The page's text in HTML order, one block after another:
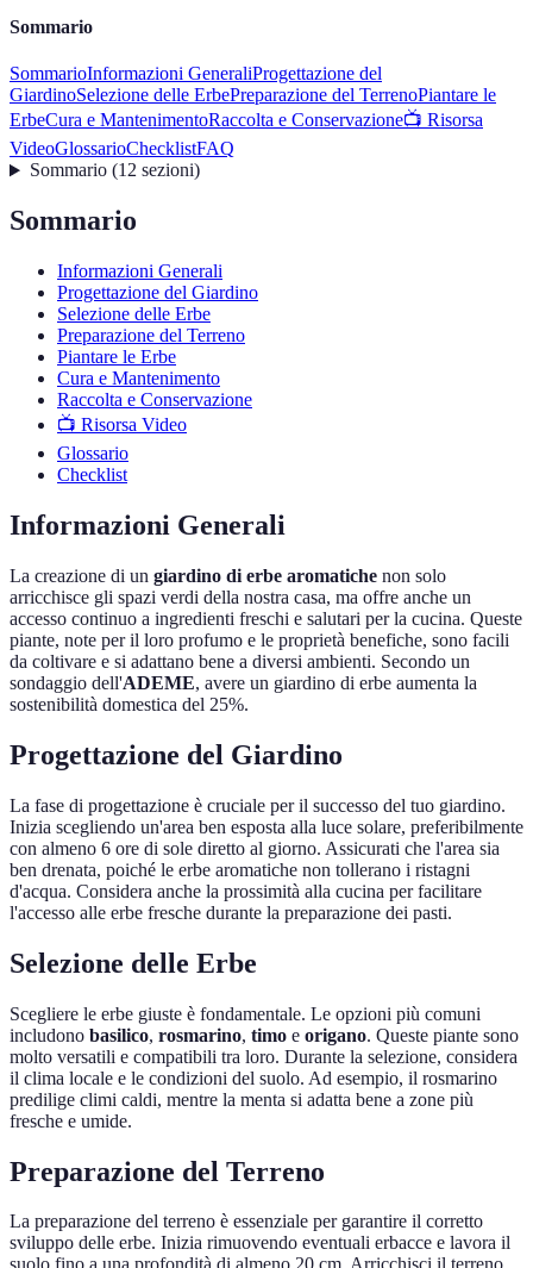
Sommario
SommarioInformazioni GeneraliProgettazione del
GiardinoSelezione delle ErbePreparazione del TerrenoPiantare le
ErbeCura e MantenimentoRaccolta e Conservazione📺 Risorsa
VideoGlossarioChecklistFAQ
Sommario(12 sezioni)
Sommario
Informazioni Generali
Progettazione del Giardino
Selezione delle Erbe
Preparazione del Terreno
Piantare le Erbe
Cura e Mantenimento
Raccolta e Conservazione
📺 Risorsa Video
Glossario
Checklist
Informazioni Generali
La creazione di un giardino di erbe aromatiche non solo
arricchisce gli spazi verdi della nostra casa, ma offre anche un
accesso continuo a ingredienti freschi e salutari per la cucina. Queste
piante, note per il loro profumo e le proprietà benefiche, sono facili
da coltivare e si adattano bene a diversi ambienti. Secondo un
sondaggio dell'ADEME, avere un giardino di erbe aumenta la
sostenibilità domestica del 25%.
Progettazione del Giardino
La fase di progettazione è cruciale per il successo del tuo giardino.
Inizia scegliendo un'area ben esposta alla luce solare, preferibilmente
con almeno 6 ore di sole diretto al giorno. Assicurati che l'area sia
ben drenata, poiché le erbe aromatiche non tollerano i ristagni
d'acqua. Considera anche la prossimità alla cucina per facilitare
l'accesso alle erbe fresche durante la preparazione dei pasti.
Selezione delle Erbe
Scegliere le erbe giuste è fondamentale. Le opzioni più comuni
includono basilico, rosmarino, timo e origano. Queste piante sono
molto versatili e compatibili tra loro. Durante la selezione, considera
il clima locale e le condizioni del suolo. Ad esempio, il rosmarino
predilige climi caldi, mentre la menta si adatta bene a zone più
fresche e umide.
Preparazione del Terreno
La preparazione del terreno è essenziale per garantire il corretto
sviluppo delle erbe. Inizia rimuovendo eventuali erbacce e lavora il